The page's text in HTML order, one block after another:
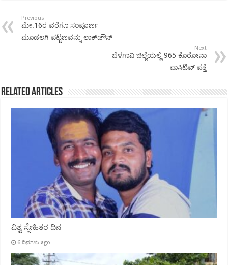
Previous
ಮೇ.16ರ ವರೆಗೂ ಸಂಪೂರ್ಣ
ಮೂಡಲಗಿ ಪಟ್ಟಣವನ್ನು ಲಾಕ್‍ಡೌನ್
Next
ಬೆಳಗಾವಿ ಜಿಲ್ಲೆಯಲ್ಲಿ ‍965 ಕೊರೋನಾ
ಪಾಸಿಟಿವ್ ಪತ್ತೆ
Related Articles
ವಿಶ್ವ ಸ್ನೇಹಿತರ ದಿನ
6 ದಿನಗಳು ago